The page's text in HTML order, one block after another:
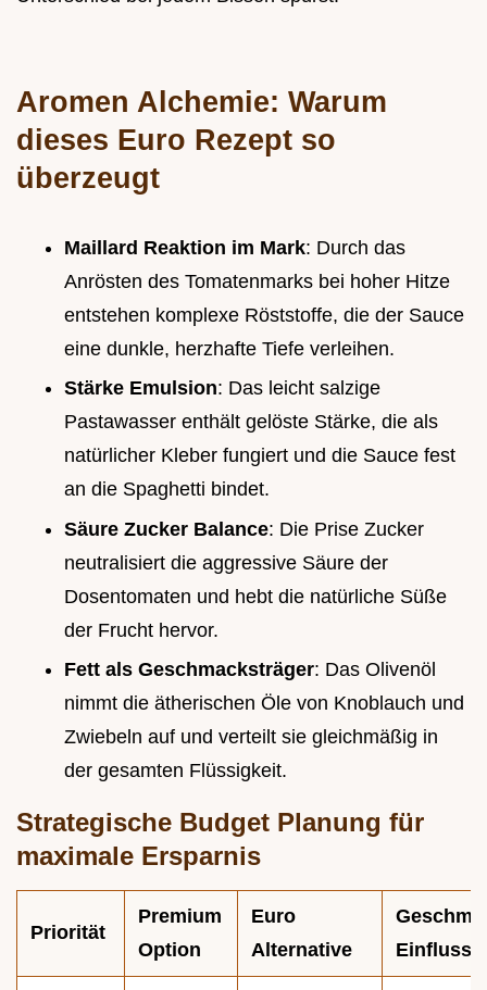
Aromen Alchemie: Warum
dieses Euro Rezept so
überzeugt
Maillard Reaktion im Mark: Durch das
Anrösten des Tomatenmarks bei hoher Hitze
entstehen komplexe Röststoffe, die der Sauce
eine dunkle, herzhafte Tiefe verleihen.
Stärke Emulsion: Das leicht salzige
Pastawasser enthält gelöste Stärke, die als
natürlicher Kleber fungiert und die Sauce fest
an die Spaghetti bindet.
Säure Zucker Balance: Die Prise Zucker
neutralisiert die aggressive Säure der
Dosentomaten und hebt die natürliche Süße
der Frucht hervor.
Fett als Geschmacksträger: Das Olivenöl
nimmt die ätherischen Öle von Knoblauch und
Zwiebeln auf und verteilt sie gleichmäßig in
der gesamten Flüssigkeit.
Strategische Budget Planung für
maximale Ersparnis
Priorität
Premium
Option
Euro
Alternative
Einfluss